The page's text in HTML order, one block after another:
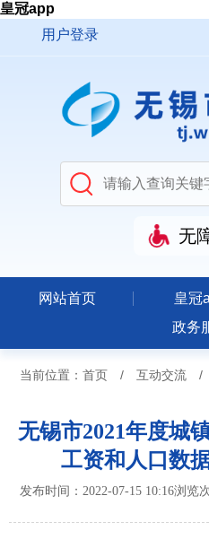
皇冠app
用户登录
无
网站首页 皇冠
政务
当前位置： 首页 / 互动交流 /
无锡市2021年度城
工资和人口数
发布时间：2022-07-15 10:16浏览